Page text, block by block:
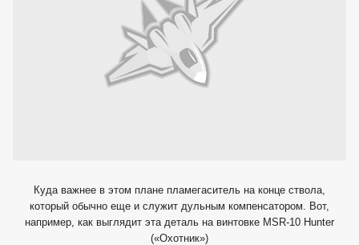
Куда важнее в этом плане пламегаситель на конце ствола,
который обычно еще и служит дульным компенсатором. Вот,
например, как выглядит эта деталь на винтовке MSR-10 Hunter
(«Охотник»)